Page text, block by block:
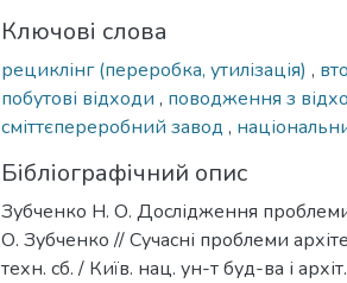
Ключові слова
рециклінг (переробка, утилізація) ,
побутові відходи , поводження з
сміттєпереробний завод ,
Бібліографічний опис
Зубченко Н. О. Дослідження проблеми
О. Зубченко // Сучасні проблеми
техн. сб. / Київ. нац. ун-т буд-ва і